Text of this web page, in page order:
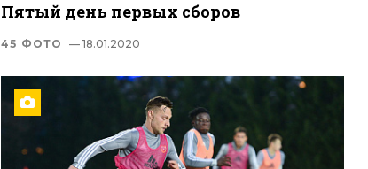
Пятый день первых сборов
45 ФОТО — 18.01.2020